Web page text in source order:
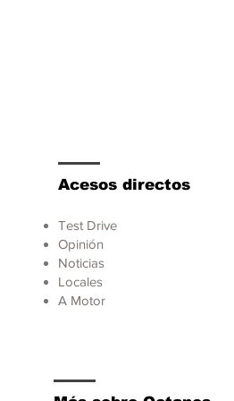
Acesos directos
Test Drive
Opinión
Noticias
Locales
A Motor